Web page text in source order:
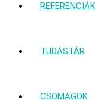
REFERENCIÁK
TUDÁSTÁR
CSOMAGOK